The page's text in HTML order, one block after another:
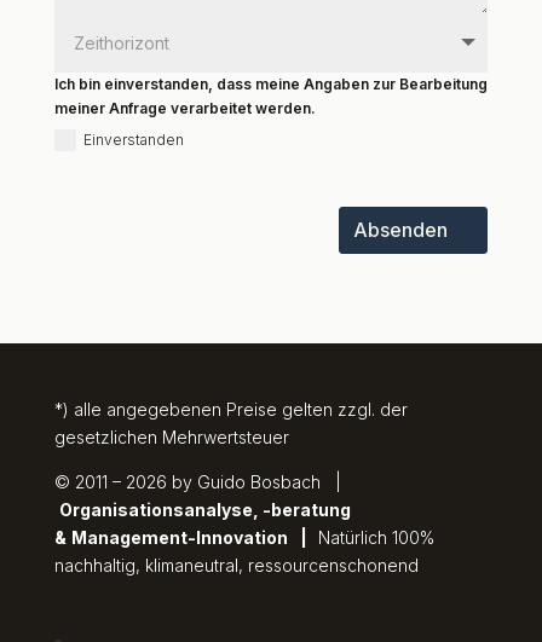
Ich bin einverstanden, dass meine Angaben zur Bearbeitung
meiner Anfrage verarbeitet werden.
Einverstanden
Absenden
*) alle angegebenen Preise gelten zzgl. der
gesetzlichen Mehrwertsteuer
© 2011 – 2026 by Guido Bosbach |
Organisationsanalyse, -beratung
& Management-Innovation
Natürlich 100%
nachhaltig, klimaneutral, ressourcenschonend